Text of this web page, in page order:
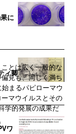
に
ィ卿
ワ
とは広く一般的な
見も、同じく満ち
まるパピローマウ
マウイルスとその
学的発展の成果だ